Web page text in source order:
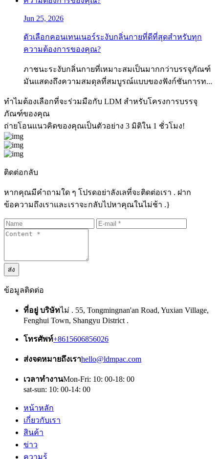
Jun 25, 2026
ตัวเลือกคอนเทนเนอร์ระงับกลิ่นกายที่ดีที่สุดสำหรับทุก
ความต้องการของคุณ?
ภาชนะระงับกลิ่นกายที่เหมาะสมเป็นมากกว่าบรรจุภัณฑ์
มันแสดงถึงความสมดุลที่สมบูรณ์แบบของฟังก์ชันการท...
ทำไมต้องเลือกที่จะร่วมมือกับ LDM สำหรับโครงการบรรจุ
ภัณฑ์ของคุณ
ถ่ายโอนแนวคิดของคุณเป็นตัวอย่าง 3 มิติใน 1 ชั่วโมง!
ติดต่อกลับ
หากคุณมีคำถามใด ๆ โปรดอย่าลังเลที่จะติดต่อเรา . ฝาก
ข้อความถึงเราและเราจะกลับไปหาคุณในไม่ช้า .}
ส่ง
ข้อมูลติดต่อ
ที่อยู่ บริษัทไม่ . 55, Tongmingnan'an Road, Yuxian Village,
Fenghui Town, Shangyu District .
โทรศัพท์+8615606856026
ส่งจดหมายถึงเราhello@ldmpac.com
เวลาทำงานMon-Fri: 10: 00-18: 00
sat-sun: 10: 00-14: 00
หน้าหลัก
เกี่ยวกับเรา
สินค้า
ข่าว
ความรู้